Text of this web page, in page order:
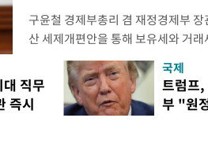
구윤철 경제부총리 겸 재정경제부
산 세제개편안을 통해 보유세와 거
지적에 대해 "사는(실거주) 30억원
어들고 나중에 팔 때 양도세도 줄어
총리는 이날 오전 MBC 라디오 '김종
터뷰에서 "이게(30억원 이하 주택이)
직무
즉시
국제
트럼프
부 "원